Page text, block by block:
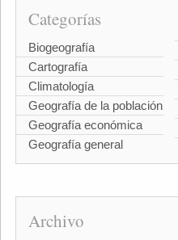
Categorías
Biogeografía
Cartografía
Climatología
Geografía de la población
Geografía económica
Geografía general
Archivo